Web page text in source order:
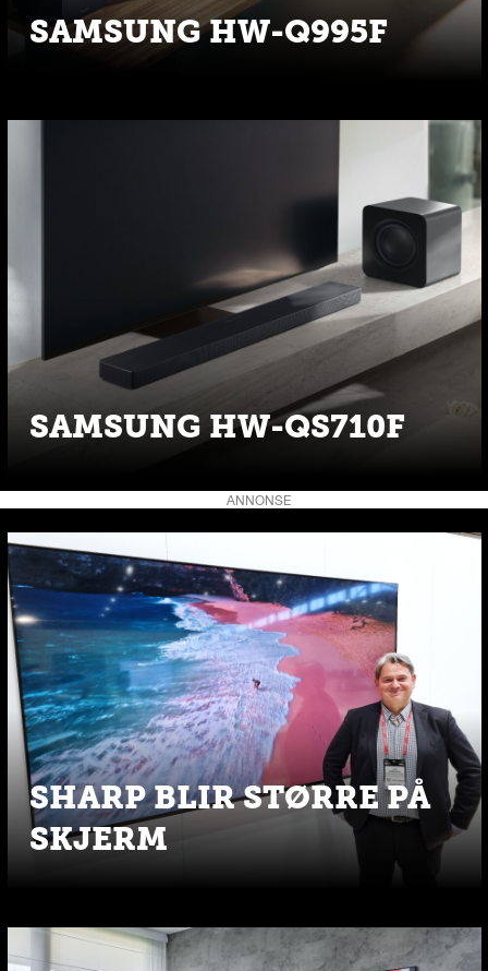
SAMSUNG HW-Q995F
SAMSUNG HW-QS710F
ANNONSE
SHARP BLIR STØRRE PÅ
SKJERM